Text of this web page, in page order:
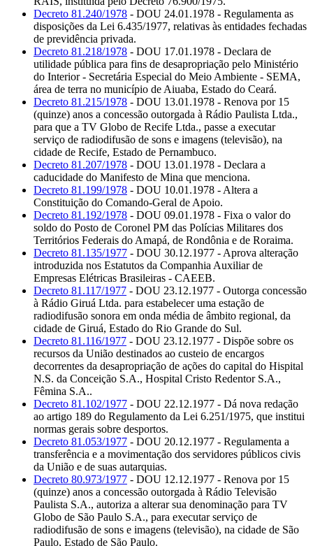
Decreto 81.240/1978 - DOU 24.01.1978 - Regulamenta as
disposições da Lei 6.435/1977, relativas às entidades fechadas
de previdência privada.
Decreto 81.218/1978 - DOU 17.01.1978 - Declara de
utilidade pública para fins de desapropriação pelo Ministério
do Interior - Secretária Especial do Meio Ambiente - SEMA,
área de terra no município de Aiuaba, Estado do Ceará.
Decreto 81.215/1978 - DOU 13.01.1978 - Renova por 15
(quinze) anos a concessão outorgada à Rádio Paulista Ltda.,
para que a TV Globo de Recife Ltda., passe a executar
serviço de radiodifusão de sons e imagens (televisão), na
cidade de Recife, Estado de Pernambuco.
Decreto 81.207/1978 - DOU 13.01.1978 - Declara a
caducidade do Manifesto de Mina que menciona.
Decreto 81.199/1978 - DOU 10.01.1978 - Altera a
Constituição do Comando-Geral de Apoio.
Decreto 81.192/1978 - DOU 09.01.1978 - Fixa o valor do
soldo do Posto de Coronel PM das Polícias Militares dos
Territórios Federais do Amapá, de Rondônia e de Roraima.
Decreto 81.135/1977 - DOU 30.12.1977 - Aprova alteração
introduzida nos Estatutos da Companhia Auxiliar de
Empresas Elétricas Brasileiras - CAEEB.
Decreto 81.117/1977 - DOU 23.12.1977 - Outorga concessão
à Rádio Giruá Ltda. para estabelecer uma estação de
radiodifusão sonora em onda média de âmbito regional, da
cidade de Giruá, Estado do Rio Grande do Sul.
Decreto 81.116/1977 - DOU 23.12.1977 - Dispõe sobre os
recursos da União destinados ao custeio de encargos
decorrentes da desapropriação de ações do capital do Hispital
N.S. da Conceição S.A., Hospital Cristo Redentor S.A.,
Fêmina S.A..
Decreto 81.102/1977 - DOU 22.12.1977 - Dá nova redação
ao artigo 189 do Regulamento da Lei 6.251/1975, que institui
normas gerais sobre desportos.
Decreto 81.053/1977 - DOU 20.12.1977 - Regulamenta a
transferência e a movimentação dos servidores públicos civis
da União e de suas autarquias.
Decreto 80.973/1977 - DOU 12.12.1977 - Renova por 15
(quinze) anos a concessão outorgada à Rádio Televisão
Paulista S.A., autoriza a alterar sua denominação para TV
Globo de São Paulo S.A., para executar serviço de
radiodifusão de sons e imagens (televisão), na cidade de São
Paulo, Estado de São Paulo.